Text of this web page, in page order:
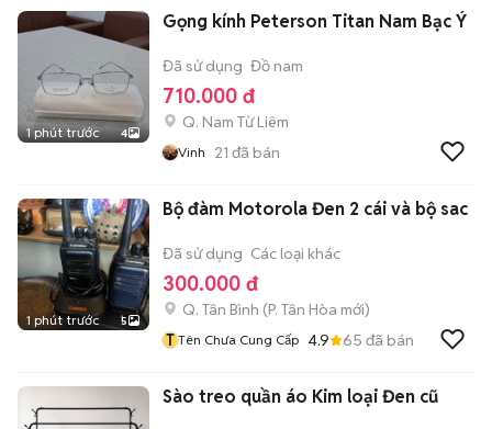
1 phút trước 4
Gọng kính Peterson Titan Nam Bạc Ý
Đã sử dụng Đồ nam
710.000 đ
Q. Nam Từ Liêm
Vinh 21 đã bán
1 phút trước 5
Bộ đàm Motorola Đen 2 cái và bộ sac
Đã sử dụng Các loại khác
300.000 đ
Q. Tân Bình (P. Tân Hòa mới)
T Tên Chưa Cung Cấp 4.9 65 đã bán
Sào treo quần áo Kim loại Đen cũ